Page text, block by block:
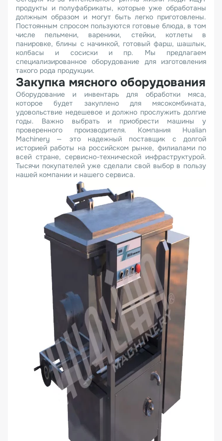
продукты и полуфабрикаты, которые уже обработаны
должным образом и могут быть легко приготовлены.
Постоянным спросом пользуются готовые блюда, в том
числе пельмени, вареники, стейки, котлеты в
панировке, блины с начинкой, готовый фарш, шашлык,
колбасы и сосиски и пр. Мы предлагаем
специализированное оборудование для изготовления
такого рода продукции.
Закупка мясного оборудования
Оборудование и инвентарь для обработки мяса,
которое будет закуплено для мясокомбината,
удовольствие недешевое и должно прослужить долгие
годы. Важно выбрать и приобрести машины у
проверенного производителя. Компания Hualian
Machinery — это надежный поставщик с долгой
историей работы на российском рынке, филиалами по
всей стране, сервисно-технической инфраструктурой.
Тысячи покупателей уже сделали свой выбор в пользу
нашей компании и нашего сервиса.